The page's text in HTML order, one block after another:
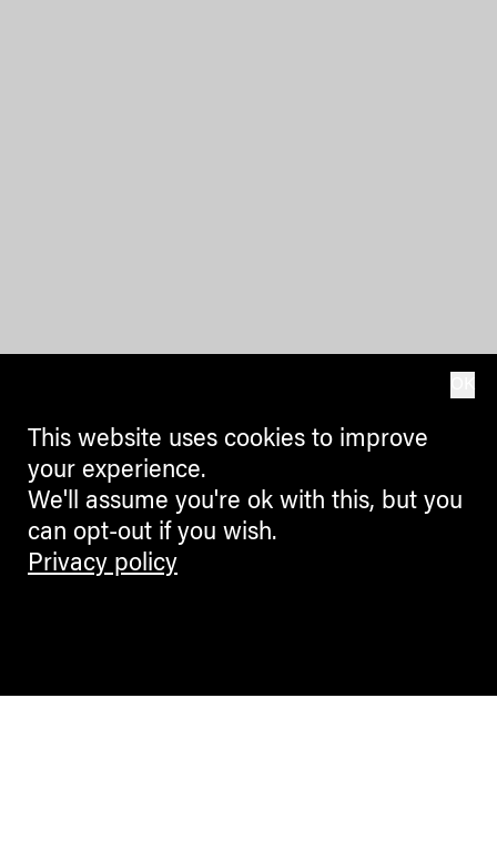
This website uses cookies to improve
your experience.
We'll assume you're ok with this, but you
can opt-out if you wish.
Privacy policy